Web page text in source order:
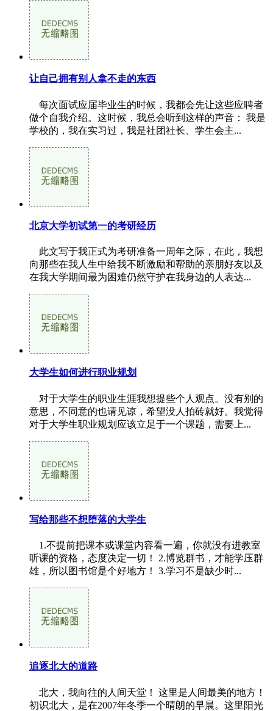
让自己拥有别人拿不走的东西
每次面试应届毕业生的时候，我都会先让这些应聘者
做个自我介绍。这时候，我总会听到这样的声音： 我是
学校的，我在实习过，我是社团社长、学生会主...
北京大学初试第一的考研经历
此文写于我正式为考研准备一周年之际，在此，我想
向那些在我人生中给我不断激励和帮助的亲朋好友以及
在我大学期间最为困难仍然守护在我身边的人表达...
大学生如何进行职业规划
对于大学生的职业生涯我想提些个人观点。没有别的
意思，不同意的也请见谅，希望没人拍砖就好。我觉得
对于大学生职业规划应该立足于一个课题，需要上...
写给那些不想堕落的大学生
1.不提前把课本或课堂内容看一遍，你就没有进教室
听课的资格，态度决定一切！ 2.博览群书，才能学压群
雄，所以图书馆是个好地方！ 3.学习不是缺少时...
追逐北大的道路
北大，我向往的人间天堂！ 这里是人间最美的地方！
初识北大，是在2007年冬季一个晴朗的早晨。这里阳光